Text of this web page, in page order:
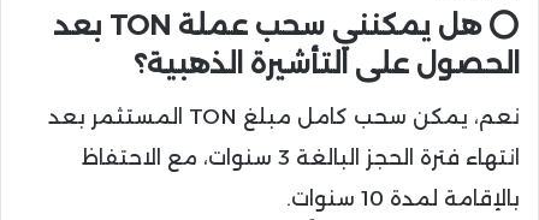
⭕ هل يمكنني سحب عملة TON بعد
الحصول على التأشيرة الذهبية؟
نعم، يمكن سحب كامل مبلغ TON المستثمر بعد
انتهاء فترة الحجز البالغة 3 سنوات، مع الاحتفاظ
بالإقامة لمدة 10 سنوات.